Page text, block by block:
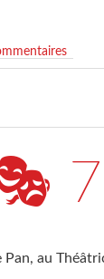
Pan, au